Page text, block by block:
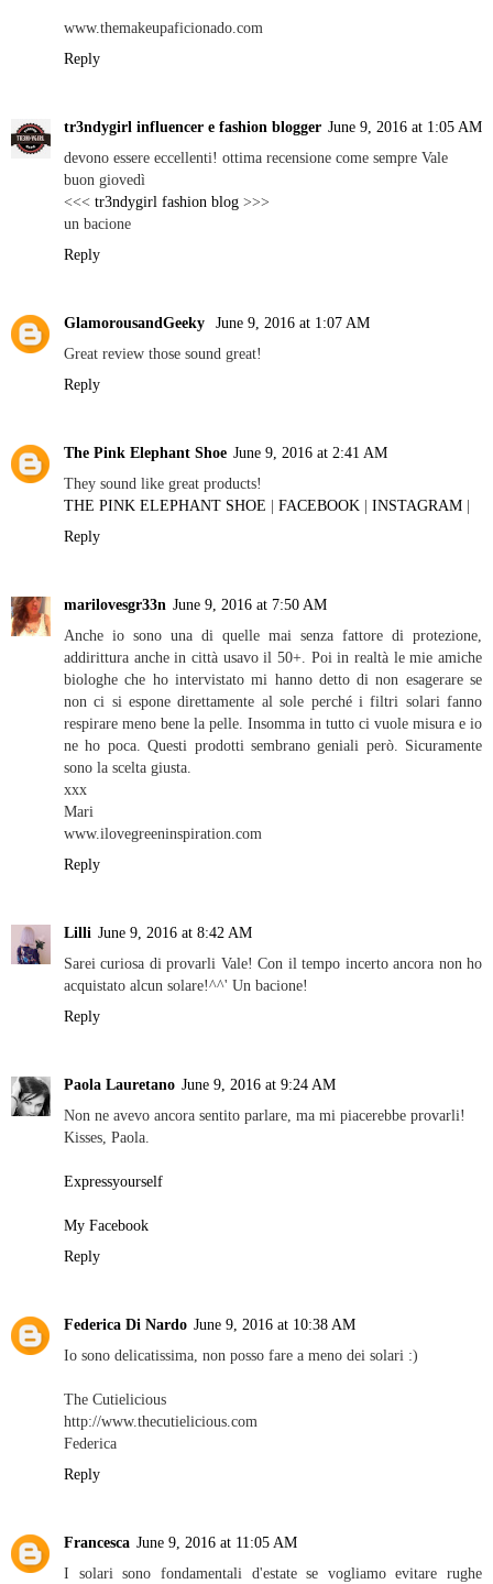
www.themakeupaficionado.com
Reply
tr3ndygirl influencer e fashion blogger June 9, 2016 at 1:05 AM
devono essere eccellenti! ottima recensione come sempre Vale
buon giovedì
<<< tr3ndygirl fashion blog >>>
un bacione
Reply
GlamorousandGeeky
June 9, 2016 at 1:07 AM
Great review those sound great!
Reply
The Pink Elephant Shoe June 9, 2016 at 2:41 AM
They sound like great products!
THE PINK ELEPHANT SHOE | FACEBOOK | INSTAGRAM |
Reply
marilovesgr33n June 9, 2016 at 7:50 AM
Anche io sono una di quelle mai senza fattore di protezione,
addirittura anche in città usavo il 50+. Poi in realtà le mie amiche
biologhe che ho intervistato mi hanno detto di non esagerare se
non ci si espone direttamente al sole perché i filtri solari fanno
respirare meno bene la pelle. Insomma in tutto ci vuole misura e io
ne ho poca. Questi prodotti sembrano geniali però. Sicuramente
sono la scelta giusta.
xxx
Mari
www.ilovegreeninspiration.com
Reply
Lilli June 9, 2016 at 8:42 AM
Sarei curiosa di provarli Vale! Con il tempo incerto ancora non ho
acquistato alcun solare!^^' Un bacione!
Reply
Paola Lauretano June 9, 2016 at 9:24 AM
Non ne avevo ancora sentito parlare, ma mi piacerebbe provarli!
Kisses, Paola.
Expressyourself
My Facebook
Reply
Federica Di Nardo June 9, 2016 at 10:38 AM
Io sono delicatissima, non posso fare a meno dei solari :)
The Cutielicious
http://www.thecutielicious.com
Federica
Reply
Francesca June 9, 2016 at 11:05 AM
I solari sono fondamentali d'estate se vogliamo evitare rughe